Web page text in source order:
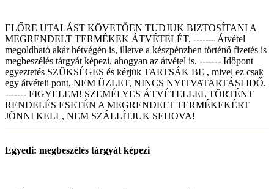
ELŐRE UTALÁST KÖVETŐEN TUDJUK BIZTOSÍTANI A
MEGRENDELT TERMÉKEK ÁTVÉTELÉT. ------- Átvétel
megoldható akár hétvégén is, illetve a készpénzben történő fizetés is
megbeszélés tárgyát képezi, ahogyan az átvétel is. ------- Időpont
egyeztetés SZÜKSÉGES és kérjük TARTSÁK BE , mivel ez csak
egy átvételi pont, NEM ÜZLET, NINCS NYITVATARTÁSI IDŐ.
------- FIGYELEM! SZEMÉLYES ÁTVÉTELLEL TÖRTÉNT
RENDELÉS ESETÉN A MEGRENDELT TERMÉKEKÉRT
JÖNNI KELL, NEM SZÁLLÍTJUK SEHOVA!
Egyedi: megbeszélés tárgyát képezi